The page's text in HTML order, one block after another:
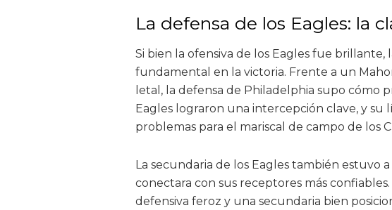
La defensa de los Eagles: la
Si bien la ofensiva de los Eagles fue
fundamental en la victoria. Frente a un
letal, la defensa de Philadelphia supo cómo
Eagles lograron una intercepción clave, y su
problemas para el mariscal de campo de los
La secundaria de los Eagles también estuvo
conectara con sus receptores más
defensiva feroz y una secundaria bien